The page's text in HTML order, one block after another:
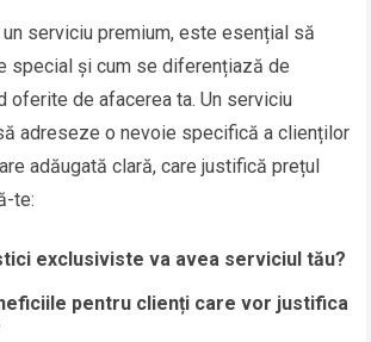
serviciu premium, este esențial să
special și cum se diferențiază de
oferite de afacerea ta. Un serviciu
adreseze o nevoie specifică a clienților
adăugată clară, care justifică prețul
te:
exclusiviste va avea serviciul tău?
pentru clienți care vor justifica